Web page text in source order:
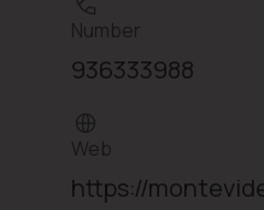
Number
936333988
Web
https://